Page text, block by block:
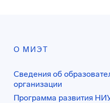
О МИЭТ
Сведения об
организации
Программа развития